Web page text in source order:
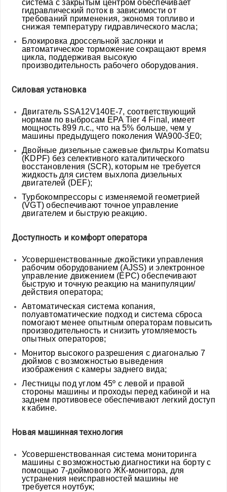
система с закрытым центром обеспечивает
гидравлический поток в зависимости от
требований применения, экономя топливо и
снижая температуру гидравлического масла;
Блокировка дроссельной заслонки и
автоматическое торможение сокращают время
цикла, поддерживая высокую
производительность рабочего оборудования.
Силовая установка
Двигатель SSA12V140E-7, соответствующий
нормам по выбросам EPA Tier 4 Final, имеет
мощность 899 л.с., что на 5% больше, чем у
машины предыдущего поколения WA900-3E0;
Двойные дизельные сажевые фильтры Komatsu
(KDPF) без селективного каталитического
восстановления (SCR), которым не требуется
жидкость для систем выхлопа дизельных
двигателей (DEF);
Турбокомпрессоры с изменяемой геометрией
(VGT) обеспечивают точное управление
двигателем и быструю реакцию.
Доступность и комфорт оператора
Усовершенствованные джойстики управления
рабочим оборудованием (AJSS) и электронное
управление движением (EPC) обеспечивают
быструю и точную реакцию на манипуляции/
действия оператора;
Автоматическая система копания,
полуавтоматические подход и система сброса
помогают менее опытным операторам повысить
производительность и снизить утомляемость
опытных операторов;
Монитор высокого разрешения с диагональю 7
дюймов с возможностью выведения
изображения с камеры заднего вида;
Лестницы под углом 45º с левой и правой
стороны машины и проходы перед кабиной и на
заднем противовесе обеспечивают легкий доступ
к кабине.
Новая машинная технология
Усовершенствованная система мониторинга
машины с возможностью диагностики на борту с
помощью 7-дюймового ЖК-монитора, для
устранения неисправностей машины не
требуется ноутбук;